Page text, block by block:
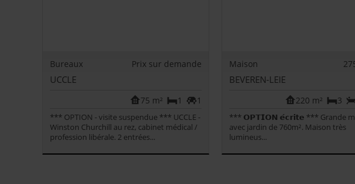
Bureaux Prix sur demande
UCCLE
1
1
75 m²
*** OPTION - visite suspendue *** UCCLE -
Winston Churchill au rez, cabinet médical /
profession libérale. 2 entrées...
Maison
BEVEREN-LEIE
3
220 m²
*** 𝗢𝗣𝗧𝗜𝗢𝗡 𝗲́𝗰𝗿𝗶𝘁𝗲 *** Grande
avec jardin de 760m². Maison très
lumineus...